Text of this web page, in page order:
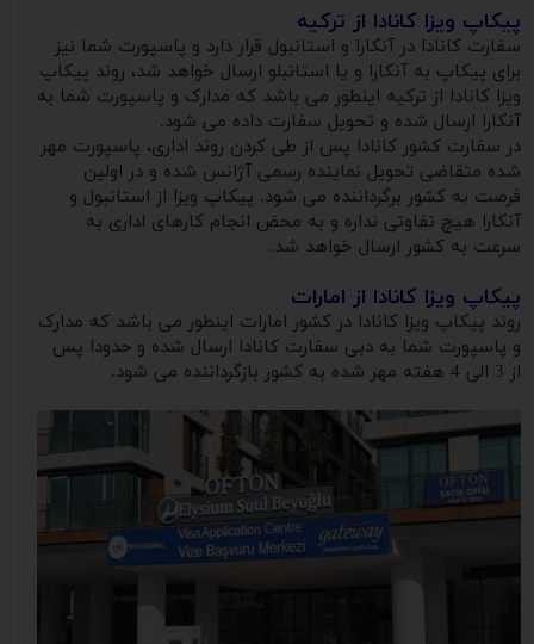
پیکاپ ویزا کانادا از ترکیه
سفارت کانادا در آنکارا و استانبول قرار دارد و پاسپورت شما نیز
برای پیکاپ به آنکارا و یا استانبلو ارسال خواهد شد، روند پیکاپ
ویزا کانادا از ترکیه اینطور می باشد که مدارک و پاسپورت شما به
آنکارا ارسال شده و تحویل سفارت داده می شود.
در سفارت کشور کانادا پس از طی کردن روند اداری، پاسپورت مهر
شده متقاضی تحویل نماینده رسمی آژانس شده و در اولین
فرصت به کشور برگرداننده می شود. پیکاپ ویزا از استانبول و
آنکارا هیچ تفاوتی نداره و به محض انجام کارهای اداری به
سرعت به کشور ارسال خواهد شد.
پیکاپ ویزا کانادا از امارات
روند پیکاپ ویزا کانادا در کشور امارات اینطور می باشد که مدارک
و پاسپورت شما به دبی سفارت کانادا ارسال شده و حدودا پس
از 3 الی 4 هفته مهر شده به کشور بازگرداننده می شود.